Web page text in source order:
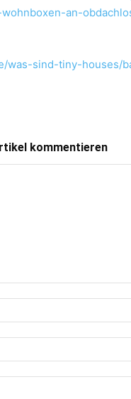
an-
was-sind-tiny-houses/
kommentieren